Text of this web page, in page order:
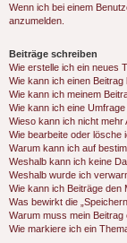
Wenn ich bei einem
anzumelden.
Beiträge schreiben
Wie erstelle ich ein neues
Wie kann ich einen
Wie kann ich meinem
Wie kann ich eine
Wieso kann ich nicht mehr
Wie bearbeite oder lösche
Warum kann ich auf
Weshalb kann ich keine
Weshalb wurde ich
Wie kann ich Beiträge den
Was bewirkt die
Warum muss mein
Wie markiere ich ein